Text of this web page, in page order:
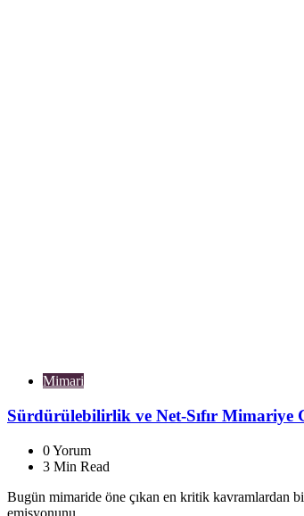
Mimari
Sürdürülebilirlik ve Net-Sıfır Mimariye
0Yorum
3 Min Read
Bugün mimaride öne çıkan en kritik kavramlardan
emisyonunu…